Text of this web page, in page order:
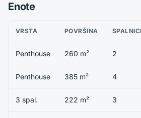
Enote
VRSTA POVRŠINA
Penthouse 260 m² 2
Penthouse 385 m² 4
3 spal. 222 m² 3